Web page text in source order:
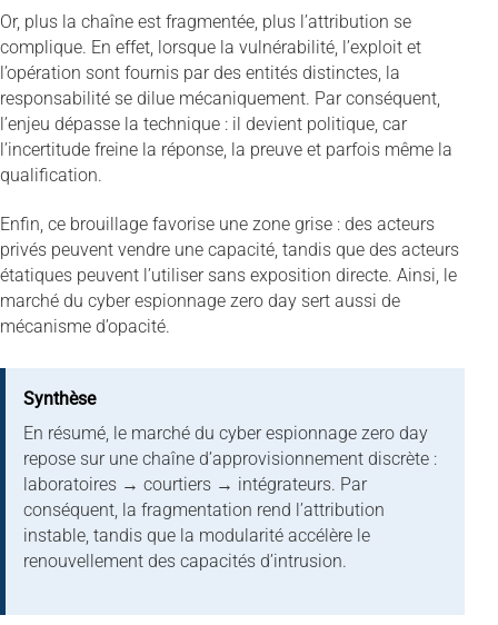
Or, plus la chaîne est fragmentée, plus l’attribution se
complique. En effet, lorsque la vulnérabilité, l’exploit et
l’opération sont fournis par des entités distinctes, la
responsabilité se dilue mécaniquement. Par conséquent,
l’enjeu dépasse la technique : il devient politique, car
l’incertitude freine la réponse, la preuve et parfois même la
qualification.
Enfin, ce brouillage favorise une zone grise : des acteurs
privés peuvent vendre une capacité, tandis que des acteurs
étatiques peuvent l’utiliser sans exposition directe. Ainsi, le
marché du cyber espionnage zero day sert aussi de
mécanisme d’opacité.
Synthèse
En résumé, le marché du cyber espionnage zero day
repose sur une chaîne d’approvisionnement discrète :
laboratoires → courtiers → intégrateurs. Par
conséquent, la fragmentation rend l’attribution
instable, tandis que la modularité accélère le
renouvellement des capacités d’intrusion.